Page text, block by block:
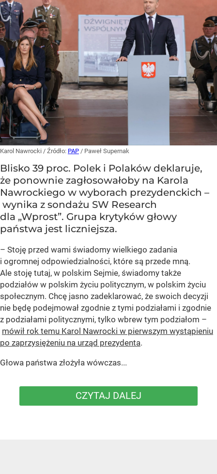
Karol Nawrocki / Źródło: PAP / Paweł Supernak
Blisko 39 proc. Polek i Polaków deklaruje,
że ponownie zagłosowałoby na Karola
Nawrockiego w wyborach prezydenckich –
wynika z sondażu SW Research
dla „Wprost”. Grupa krytyków głowy
państwa jest liczniejsza.
– Stoję przed wami świadomy wielkiego zadania
i ogromnej odpowiedzialności, które są przede mną.
Ale stoję tutaj, w polskim Sejmie, świadomy także
podziałów w polskim życiu politycznym, w polskim życiu
społecznym. Chcę jasno zadeklarować, że swoich decyzji
nie będę podejmował zgodnie z tymi podziałami i zgodnie
z podziałami politycznymi, tylko wbrew tym podziałom –
mówił rok temu Karol Nawrocki w pierwszym wystąpieniu
po zaprzysiężeniu na urząd prezydenta.
Głowa państwa złożyła wówczas...
CZYTAJ DALEJ